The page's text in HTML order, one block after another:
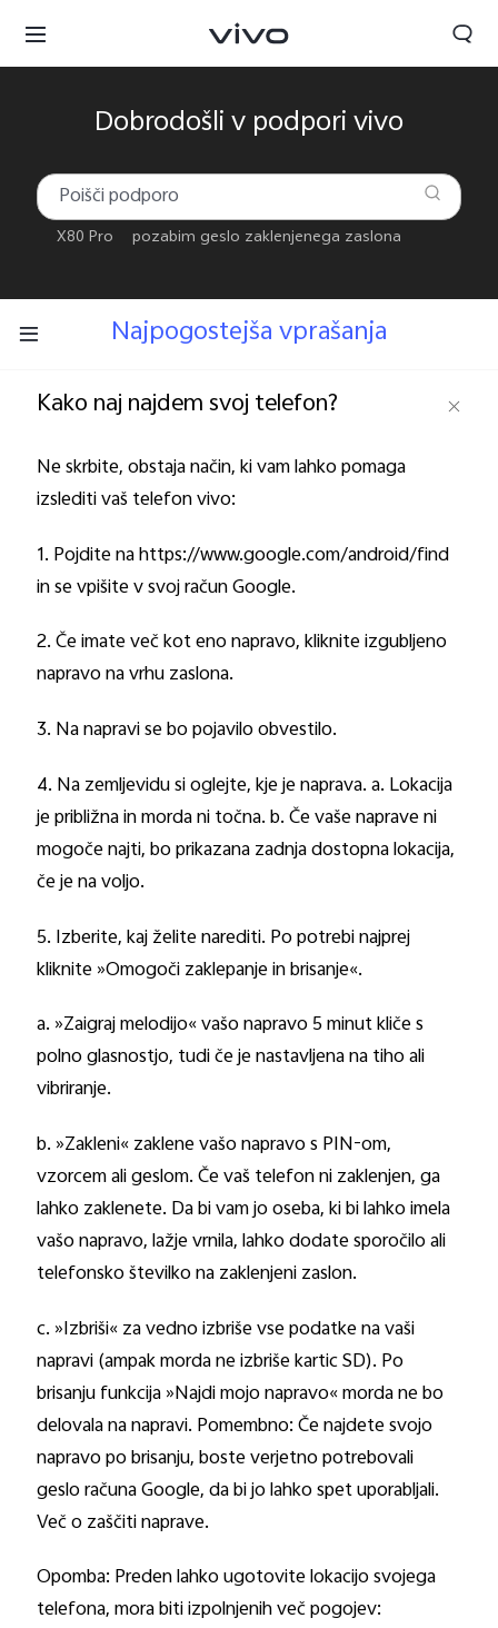
Dobrodošli v podpori vivo
X80 Pro pozabim geslo zaklenjenega zaslona
Najpogostejša vprašanja
Kako naj najdem svoj telefon?
Ne skrbite, obstaja način, ki vam lahko pomaga
izslediti vaš telefon vivo:
1. Pojdite na https://www.google.com/android/find
in se vpišite v svoj račun Google.
2. Če imate več kot eno napravo, kliknite izgubljeno
napravo na vrhu zaslona.
3. Na napravi se bo pojavilo obvestilo.
4. Na zemljevidu si oglejte, kje je naprava. a. Lokacija
je približna in morda ni točna. b. Če vaše naprave ni
mogoče najti, bo prikazana zadnja dostopna lokacija,
če je na voljo.
5. Izberite, kaj želite narediti. Po potrebi najprej
kliknite »Omogoči zaklepanje in brisanje«.
a. »Zaigraj melodijo« vašo napravo 5 minut kliče s
polno glasnostjo, tudi če je nastavljena na tiho ali
vibriranje.
b. »Zakleni« zaklene vašo napravo s PIN-om,
vzorcem ali geslom. Če vaš telefon ni zaklenjen, ga
lahko zaklenete. Da bi vam jo oseba, ki bi lahko imela
vašo napravo, lažje vrnila, lahko dodate sporočilo ali
telefonsko številko na zaklenjeni zaslon.
c. »Izbriši« za vedno izbriše vse podatke na vaši
napravi (ampak morda ne izbriše kartic SD). Po
brisanju funkcija »Najdi mojo napravo« morda ne bo
delovala na napravi. Pomembno: Če najdete svojo
napravo po brisanju, boste verjetno potrebovali
geslo računa Google, da bi jo lahko spet uporabljali.
Več o zaščiti naprave.
Opomba: Preden lahko ugotovite lokacijo svojega
telefona, mora biti izpolnjenih več pogojev: